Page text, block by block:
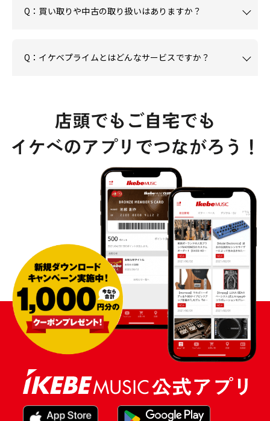
Q：買い取りや中古の取り扱いはありますか？
Q：イケベプライムとはどんなサービスですか？